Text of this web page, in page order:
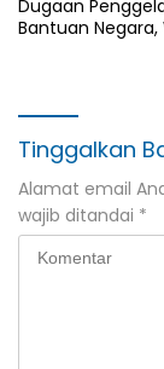
Dugaan
Bantuan Negara,
Tinggalkan
Alamat email
wajib ditandai *